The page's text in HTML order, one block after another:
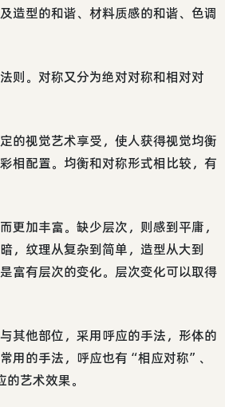
造型的和谐、材料质感的和谐、色调
则。对称又分为绝对对称和相对对
的视觉艺术享受，使人获得视觉均衡
相配置。均衡和对称形式相比较，有
更加丰富。缺少层次，则感到平庸，
，纹理从复杂到简单，造型从大到
富有层次的变化。层次变化可以取得
其他部位，采用呼应的手法，形体的
用的手法，呼应也有“相应对称”、
艺术效果。